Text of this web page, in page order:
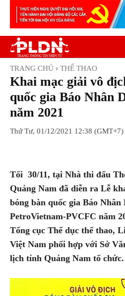
TRANG CHỦ THỂ THAO
Khai mạc giải vô
quốc gia Báo Nhân
năm 2021
Thứ Tư, 01/12/2021 12:38 (GMT+7)
Tối 30/11, tại Nhà thi đấu
Quảng Nam đã diễn ra Lễ
bóng bàn quốc gia Báo
PetroVietnam-PVCFC năm
Tổng cục Thể dục thể thao,
Việt Nam phối hợp với Sở
lịch tỉnh Quảng Nam tổ chức.